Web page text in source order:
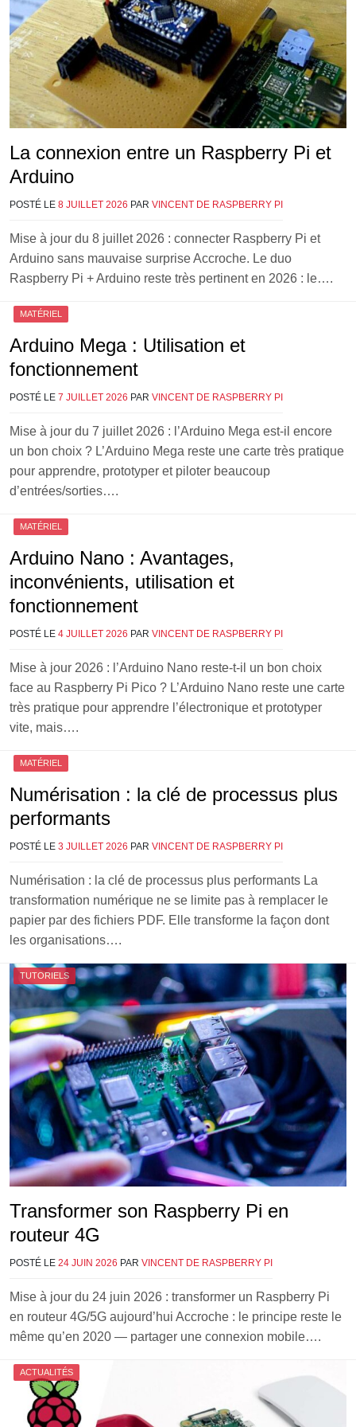
La connexion entre un Raspberry Pi et
Arduino
POSTÉ LE 8 JUILLET 2026 PAR VINCENT DE RASPBERRY PI
Mise à jour du 8 juillet 2026 : connecter Raspberry Pi et
Arduino sans mauvaise surprise Accroche. Le duo
Raspberry Pi + Arduino reste très pertinent en 2026 : le….
MATÉRIEL
Arduino Mega : Utilisation et
fonctionnement
POSTÉ LE 7 JUILLET 2026 PAR VINCENT DE RASPBERRY PI
Mise à jour du 7 juillet 2026 : l’Arduino Mega est-il encore
un bon choix ? L’Arduino Mega reste une carte très pratique
pour apprendre, prototyper et piloter beaucoup
d’entrées/sorties….
MATÉRIEL
Arduino Nano : Avantages,
inconvénients, utilisation et
fonctionnement
POSTÉ LE 4 JUILLET 2026 PAR VINCENT DE RASPBERRY PI
Mise à jour 2026 : l’Arduino Nano reste-t-il un bon choix
face au Raspberry Pi Pico ? L’Arduino Nano reste une carte
très pratique pour apprendre l’électronique et prototyper
vite, mais….
MATÉRIEL
Numérisation : la clé de processus plus
performants
POSTÉ LE 3 JUILLET 2026 PAR VINCENT DE RASPBERRY PI
Numérisation : la clé de processus plus performants La
transformation numérique ne se limite pas à remplacer le
papier par des fichiers PDF. Elle transforme la façon dont
les organisations….
TUTORIELS
Transformer son Raspberry Pi en
routeur 4G
POSTÉ LE 24 JUIN 2026 PAR VINCENT DE RASPBERRY PI
Mise à jour du 24 juin 2026 : transformer un Raspberry Pi
en routeur 4G/5G aujourd’hui Accroche : le principe reste le
même qu’en 2020 — partager une connexion mobile….
ACTUALITÉS